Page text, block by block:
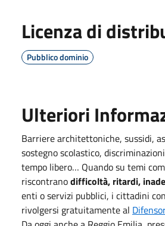
Licenza di
Pubblico dominio
Ulteriori
Barriere architettoniche, sussidi,
sostegno scolastico,
tempo libero… Quando su temi
riscontranodifficoltà, ritardi,
enti o servizi pubblici, i cittadini
rivolgersi gratuitamente al